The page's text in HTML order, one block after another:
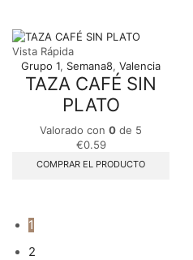
Vista Rápida
Grupo 1, Semana8, Valencia
TAZA CAFÉ SIN
PLATO
Valorado con 0 de 5
€0.59
COMPRAR EL PRODUCTO
1
2